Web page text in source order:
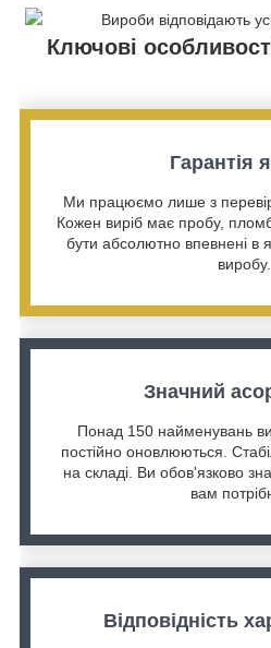
Вироби відповідають
Ключові
Гарантія
Ми працюємо лише з
Кожен виріб має пробу,
бути абсолютно впевнені в
виробу.
Значний
Понад 150 найменувань
постійно оновлюються.
на складі. Ви обов'язково
вам
Відповідність